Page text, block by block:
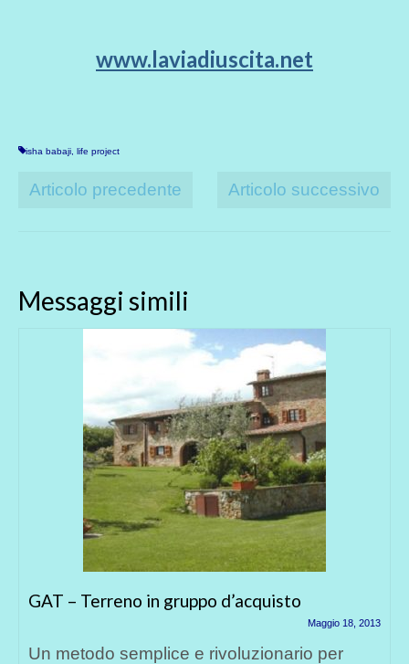
www.laviadiuscita.net
isha babaji life project
Articolo precedente Articolo successivo
Messaggi simili
GAT – Terreno in gruppo d’acquisto
Maggio 18, 2013
Un metodo semplice e rivoluzionario per